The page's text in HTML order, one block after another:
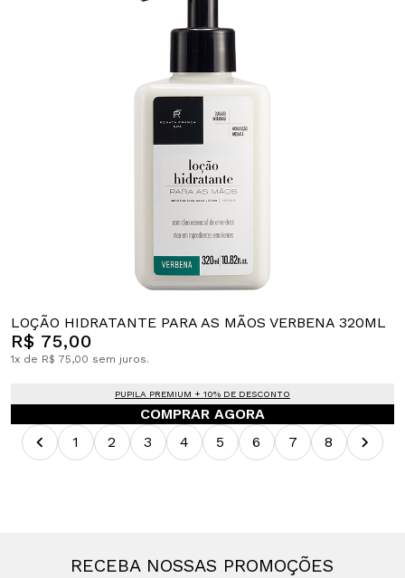
LOÇÃO HIDRATANTE PARA AS MÃOS VERBENA 320ML
R$ 75,00
1x de R$ 75,00 sem juros.
PUPILA PREMIUM + 10% DE DESCONTO
COMPRAR AGORA
1
2 3 4 5 6 7 8
RECEBA NOSSAS PROMOÇÕES